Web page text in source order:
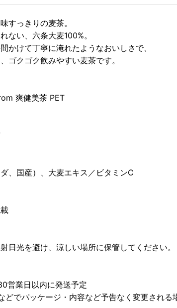
すっきりの麦茶。
ない、六条大麦100%。
かけて丁寧に淹れたようなおいしさで、
ゴクゴク飲みやすい麦茶です。
爽健美茶 PET
、国産）、大麦エキス／ビタミンC
日光を避け、涼しい場所に保管してください。
営業日以内に発送予定
どでパッケージ・内容など予告なく変更される